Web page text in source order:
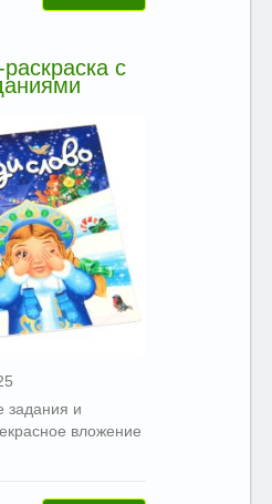
с
задания и
вложение